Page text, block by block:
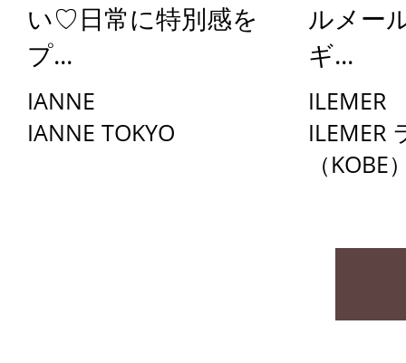
い♡日常に特別感を
プ...
IANNE
IANNE TOKYO
ルメー
ギ...
ILEMER
ILEMER
（KOBE